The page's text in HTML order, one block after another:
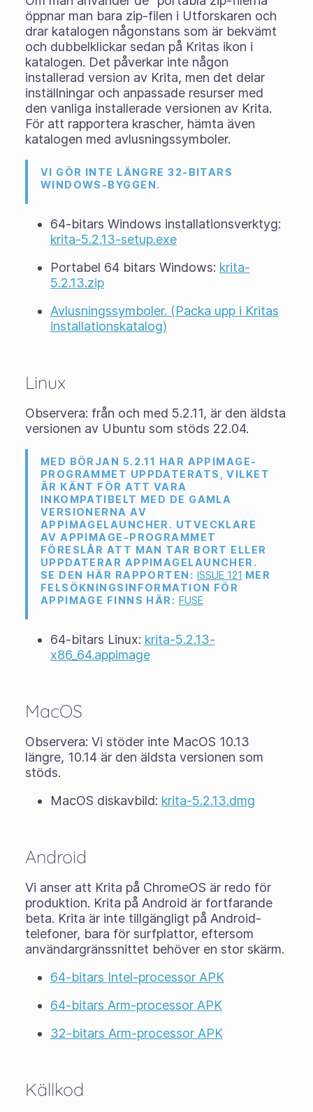
öppnar man bara zip-filen i Utforskaren och
drar katalogen någonstans som är bekvämt
och dubbelklickar sedan på Kritas ikon i
katalogen. Det påverkar inte någon
installerad version av Krita, men det delar
inställningar och anpassade resurser med
den vanliga installerade versionen av Krita.
För att rapportera krascher, hämta även
katalogen med avlusningssymboler.
VI GÖR INTE LÄNGRE 32-BITARS
WINDOWS-BYGGEN.
64-bitars Windows installationsverktyg:
krita-5.2.13-setup.exe
Portabel 64 bitars Windows: krita-
5.2.13.zip
Avlusningssymboler. (Packa upp i Kritas
installationskatalog)
Linux
Observera: från och med 5.2.11, är den äldsta
versionen av Ubuntu som stöds 22.04.
MED BÖRJAN 5.2.11 HAR APPIMAGE-
PROGRAMMET UPPDATERATS, VILKET
ÄR KÄNT FÖR ATT VARA
INKOMPATIBELT MED DE GAMLA
VERSIONERNA AV
APPIMAGELAUNCHER. UTVECKLARE
AV APPIMAGE-PROGRAMMET
FÖRESLÅR ATT MAN TAR BORT ELLER
UPPDATERAR APPIMAGELAUNCHER.
SE DEN HÄR RAPPORTEN: ISSUE 121 MER
FELSÖKNINGSINFORMATION FÖR
APPIMAGE FINNS HÄR: FUSE
64-bitars Linux: krita-5.2.13-
x86_64.appimage
MacOS
Observera: Vi stöder inte MacOS 10.13
längre, 10.14 är den äldsta versionen som
stöds.
MacOS diskavbild: krita-5.2.13.dmg
Android
Vi anser att Krita på ChromeOS är redo för
produktion. Krita på Android är fortfarande
beta. Krita är inte tillgängligt på Android-
telefoner, bara för surfplattor, eftersom
användargränssnittet behöver en stor skärm.
64-bitars Intel-processor APK
64-bitars Arm-processor APK
32-bitars Arm-processor APK
Källkod